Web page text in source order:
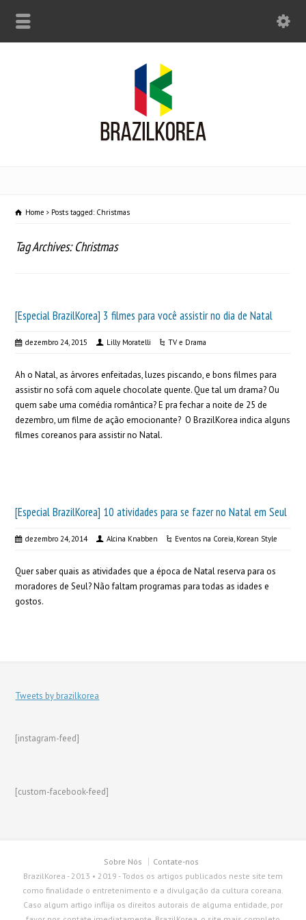
Home Posts tagged: Christmas
Tag Archives: Christmas
[Especial BrazilKorea] 3 filmes para você assistir no dia de Natal
dezembro 24, 2015 Lilly Moratelli TV e Drama
Ah o Natal, as árvores enfeitadas, luzes piscando, e bons filmes para
assistir no sofá com aquele chocolate quente. Que tal um drama? Ou
quem sabe uma comédia romântica? E pra fechar a noite de 25 de
dezembro, um filme de ação emocionante? O BrazilKorea indica alguns
filmes coreanos para assistir no Natal.
[Especial BrazilKorea] 10 atividades para se fazer no Natal em Seul
dezembro 24, 2014 Alcina Knabben Eventos na Coreia, Korean Style
Quer saber quais as atividades que a época de Natal reserva para os
moradores de Seul? Não faltam programas para todas as idades e
gostos.
Tweets by brazilkorea
[instagram-feed]
[custom-facebook-feed]
Sobre Nós
Contate-nos
BrazilKorea - 2013 • 2019 - Todos os artigos publicados neste site tem
como finalidade o entretenimento e a divulgação da cultura coreana.
Caso algum artigo inflija os direitos autorais de alguma entidade, por